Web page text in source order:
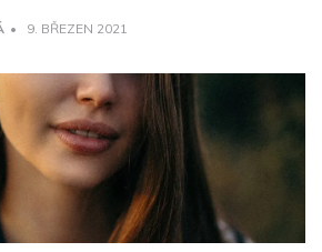
9. BŘEZEN 2021